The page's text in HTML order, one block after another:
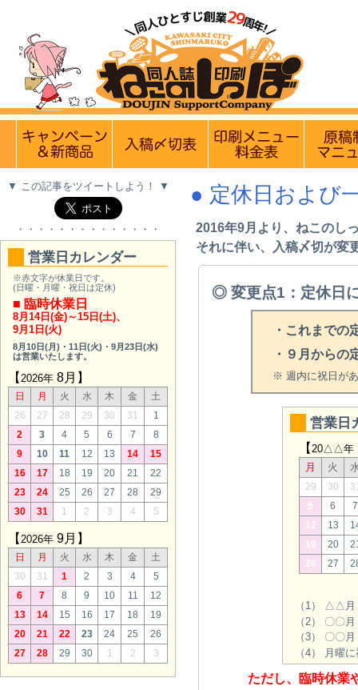
【営業日・休業
▼ この記事をツイートしよう！ ▼
・・・・・・・・・・・・・・
営業日カレンダー
※赤文字が休業日です。
(日曜・月曜・祝日は定休)
■ 臨時休業日
8月14日(金)～15日(土)、
9月1日(火)
8月10日(月) ・ 11日(火) ・ 9月23日(水)
は営業いたします。
【 2026年 8月】
日 月 火 水 木 金
土
26
27 28 29 30 31
1
2
3 4 5 6 7
8
9
10 11 12 13 14
15
16
17 18 19 20 21
22
23
24 25 26 27 28
29
30
31 1 2 3 4 5
【 2026年 9月】
日 月 火 水 木 金
土
30
31 1 2 3 4
5
6
7 8 9 10 11
12
13
14 15 16 17 18
19
20
21 22 23 24 25
26
27
28 29 30 1 2 3
● 定休日および
2016年9月より、ねこのし
それに伴い、入稿〆切が変
◎ 変更点1：定休日
・これまで
・９月から
※ 週内に祝日が
営業日
【 20△△年
月 火
29 30
5
6
7
12
13
19
20
26
27
（1） △△月
（2） 〇〇
（3） 〇〇
（4） 月曜
ただし、臨時休業